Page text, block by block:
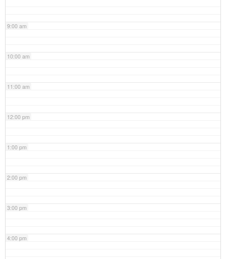
9:00 am
10:00 am
11:00 am
12:00 pm
1:00 pm
2:00 pm
3:00 pm
4:00 pm